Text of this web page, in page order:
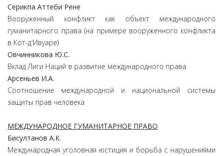
Серикпа Аттеби Рене
Вооруженный конфликт как объект международного
гуманитарного права (на примере вооруженного конфликта
в Кот-д'Ивуаре)
Овчинникова Ю.С.
Вклад Лиги Наций в развитие международного права
Арсеньев И.А.
Соотношение международной и национальной системы
защиты прав человека
МЕЖДУНАРОДНОЕ ГУМАНИТАРНОЕ ПРАВО
Бисултанов А.К.
Международная уголовная юстиция и борьба с нарушениями